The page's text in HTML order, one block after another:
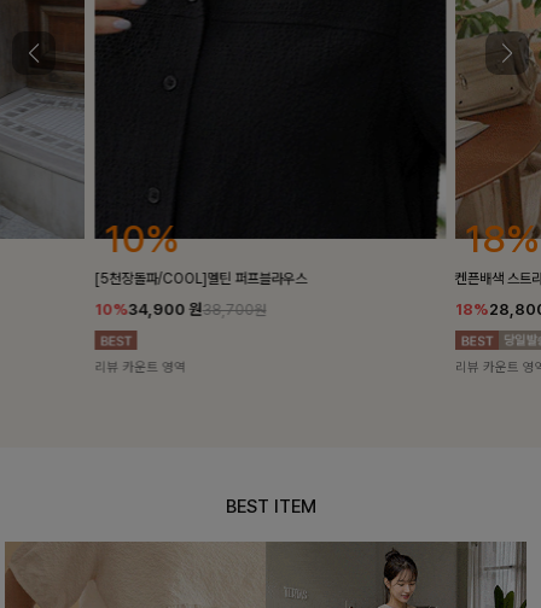
18%
켄픈배색 스트라이프니트
18%28,800원35,100원
리뷰 카운트 영역
리아레이스 플
30%
리뷰 카운트 영
BEST ITEM